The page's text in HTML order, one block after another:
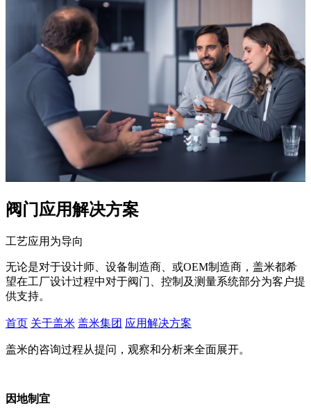
阀门应用解决方案
工艺应用为导向
无论是对于设计师、设备制造商、或OEM制造商，盖米都希
望在工厂设计过程中对于阀门、控制及测量系统部分为客户提
供支持。
首页 关于盖米 盖米集团 应用解决方案
盖米的咨询过程从提问，观察和分析来全面展开。
因地制宜